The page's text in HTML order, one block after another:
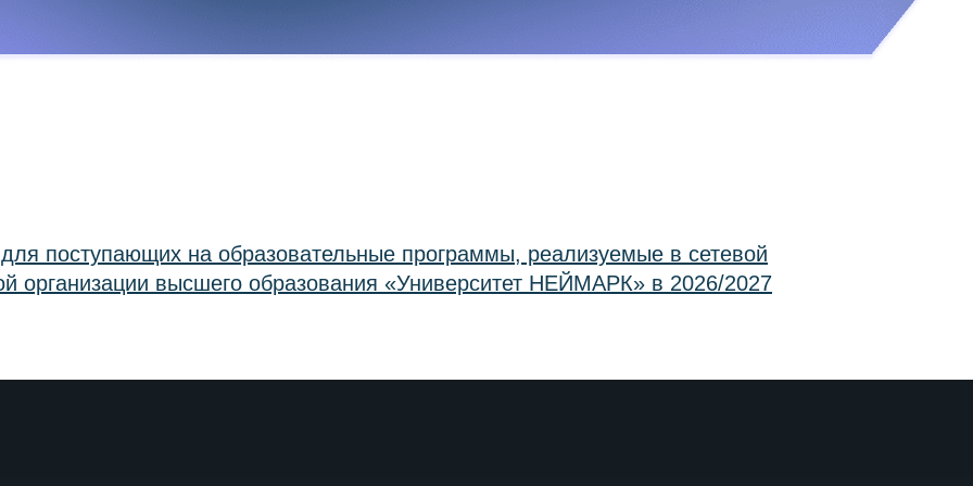
поступающих на образовательные программы, реализуемые в сетевой
организации высшего образования «Университет НЕЙМАРК» в 2026/2027
жизнь
жизнь